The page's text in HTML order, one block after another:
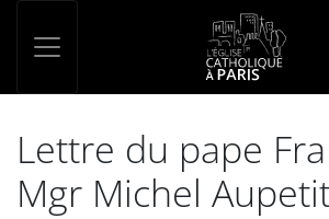
Lettre du pape
Mgr Michel
Panneau de gestion des cookies